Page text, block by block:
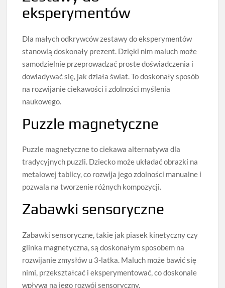
eksperymentów
Dla małych odkrywców zestawy do eksperymentów
stanowią doskonały prezent. Dzięki nim maluch może
samodzielnie przeprowadzać proste doświadczenia i
dowiadywać się, jak działa świat. To doskonały sposób
na rozwijanie ciekawości i zdolności myślenia
naukowego.
Puzzle magnetyczne
Puzzle magnetyczne to ciekawa alternatywa dla
tradycyjnych puzzli. Dziecko może układać obrazki na
metalowej tablicy, co rozwija jego zdolności manualne i
pozwala na tworzenie różnych kompozycji.
Zabawki sensoryczne
Zabawki sensoryczne, takie jak piasek kinetyczny czy
glinka magnetyczna, są doskonałym sposobem na
rozwijanie zmysłów u 3-latka. Maluch może bawić się
nimi, przekształcać i eksperymentować, co doskonale
wpływa na jego rozwój sensoryczny.